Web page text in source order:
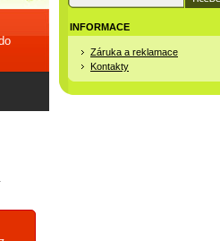
INFORMACE
Záruka a reklamace
Kontakty